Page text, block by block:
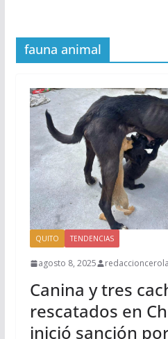
fauna animal
QUITO TENDENCIAS
agosto 8, 2025
Canina y tres
rescatados en
inició sanción